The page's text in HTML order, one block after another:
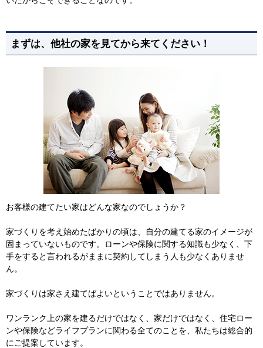
まずは、他社の家を見てから来てください！
お客様の建てたい家はどんな家なのでしょうか？
家づくりを考え始めたばかりの頃は、自分の建てる家のイメージが
固まっていないものです。ローンや保険に関する知識も少なく、下
手をすると言われるがままに契約してしまう人も少なくありませ
ん。
家づくりは家さえ建てばよいということではありません。
ワンランク上の家を建るだけではなく、家だけではなく、住宅ロー
ンや保険などライフプランに関わる全てのことを、私たちは総合的
にご提案しています。